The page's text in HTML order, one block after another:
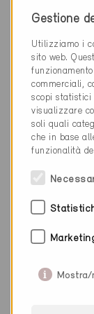
Rain 6026
Nuova
LU-059-A
Gestione
Utilizziamo i
sito web.
commerciali,
scopi statistici
visualizzare
soli quali
che in base
funzionalità
Mostra/